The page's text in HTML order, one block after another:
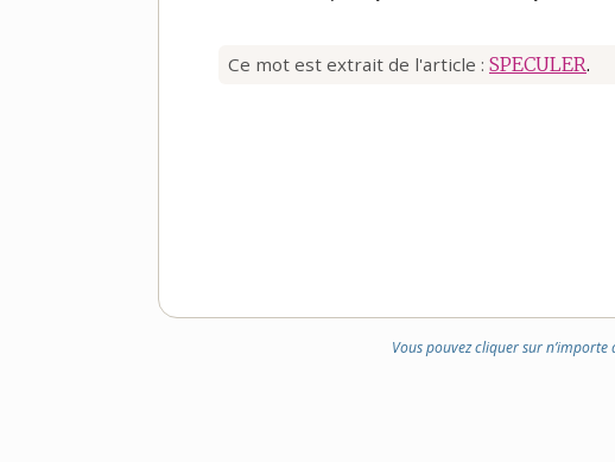
Ce mot est extrait de l'article : SPECULER.
Vous pouvez cliquer sur